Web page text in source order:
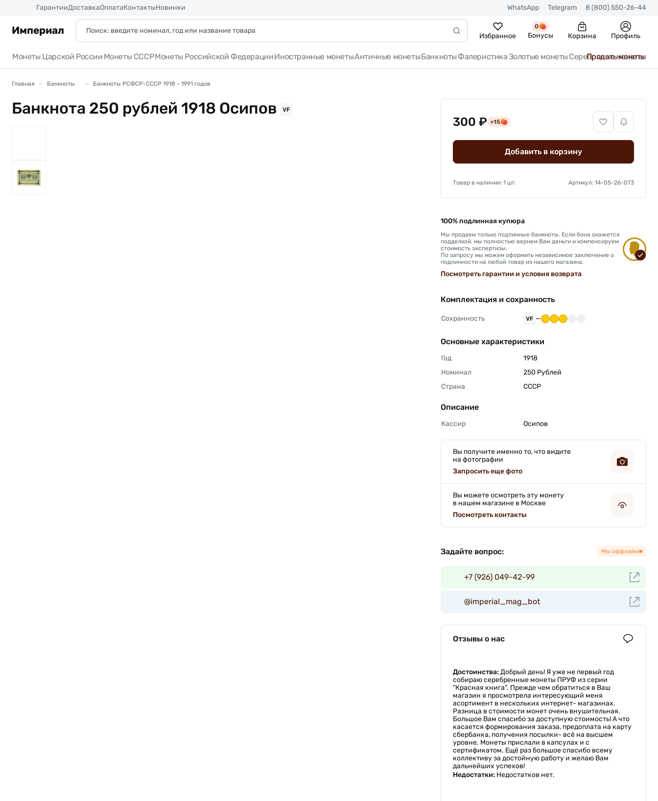
ГарантииДоставкаОплатаКонтактыНовинки WhatsApp Telegram 8 (800) 550-26-44
Империал Избранное
0
Бонусы Корзина Профиль
Монеты Царской России Монеты СССРМонеты Российской ФедерацииИностранные монетыАнтичные монетыБанкноты ФалеристикаЗолотые монеты Серебряные монеты
Продать монеты
Главная Банкноты Банкноты РСФСР-СССР 1918 - 1991 годов
Банкнота 250 рублей 1918 Осипов VF
300 ₽ +15
Добавить в корзину
Товар в наличии: 1 шт. Артикул: 14-05-26-073
100% подлинная купюра
Мы продаем только подлинные банкноты. Если бона окажется
подделкой, мы полностью вернем Вам деньги и компенсируем
стоимость экспертизы.
По запросу мы можем оформить независимое заключение о
подлинности на любой товар из нашего магазина.
Посмотреть гарантии и условия возврата
Комплектация и сохранность
Сохранность VF —
Основные характеристики
Год
1918
Номинал
250 Рублей
Страна
СССР
Описание
Кассир Осипов
Вы получите именно то, что видите
на фотографии
Запросить еще фото
Вы можете осмотреть эту монету
в нашем магазине в Москве
Посмотреть контакты
Задайте вопрос: Мы оффлайн!
+7 (926) 049-42-99
@imperial_mag_bot
Отзывы о нас
Достоинства: Добрый день! Я уже не первый год
собираю серебренные монеты ПРУФ из серии
"Красная книга". Прежде чем обратиться в Ваш
магазин я просмотрела интересующий меня
асортимент в нескольких интернет- магазинах.
Разница в стоимости монет очень внушительная.
Большое Вам спасибо за доступную стоимость! А что
касается формирования заказа, предоплата на карту
сбербанка, получения посылки- всё на высшем
уровне. Монеты прислали в капсулах и с
сертификатом. Ещё раз большое спасибо всему
коллективу за достойную работу и желаю Вам
дальнейших успехов!
Недостатки: Недостатков нет.